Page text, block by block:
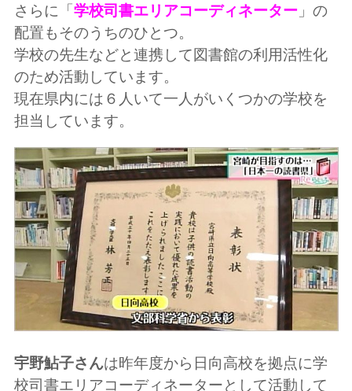
さらに「学校司書エリアコーディネーター 」の
配置もそのうちのひとつ。
学校の先生などと連携して図書館の利用活性化
のため活動しています。
現在県内には６人いて一人がいくつかの学校を
担当しています。
宇野鮎子さんは昨年度から日向高校を拠点に学
校司書エリアコーディネーターとして活動して